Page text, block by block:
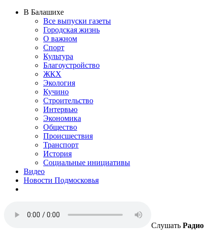
В Балашихе
Все выпуски газеты
Городская жизнь
О важном
Спорт
Культура
Благоустройство
ЖКХ
Экология
Кучино
Строительство
Интервью
Экономика
Общество
Происшествия
Транспорт
История
Социальные инициативы
Видео
Новости Подмосковья
Слушать Радио